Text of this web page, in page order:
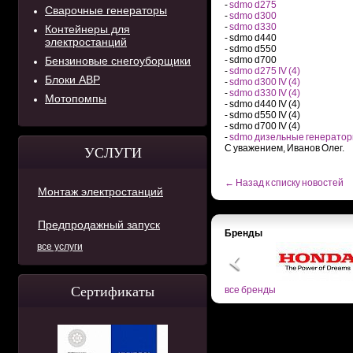
Сварочные генераторы
Контейнеры для
электростанций
Бензиновые снегоуборщики
Блоки АВР
Мотопомпы
УСЛУГИ
Монтаж электростанций
Предпродажный запуск
все услуги
Сертификаты
-sdmo d275
-sdmo d300
-sdmo d330
- sdmo d440
- sdmo d550
- sdmo d700
-sdmo d275 IV (4)
-sdmo d300 IV (4)
-sdmo d330 IV (4)
- sdmo d440 IV (4)
- sdmo d550 IV (4)
- sdmo d700 IV (4)
-sdmo дизельные
С уважением, Иванов Олег.
← Назад к списку новостей
Бренды
все бренды